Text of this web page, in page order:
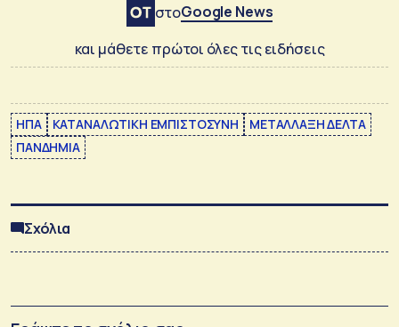
στοGoogle News
και μάθετε πρώτοι όλες τις ειδήσεις
ΗΠΑ ΚΑΤΑΝΑΛΩΤΙΚΗ ΕΜΠΙΣΤΟΣΥΝΗ
ΜΕΤΑΛΛΑΞΗ ΔΕΛΤΑ
ΠΑΝΔΗΜΙΑ
Σχόλια